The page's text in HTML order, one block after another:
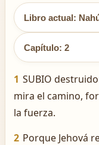
Libro actual:
Capítulo: 2
1 SUBIO
mira el camino,
la fuerza.
2 Porque Jehová